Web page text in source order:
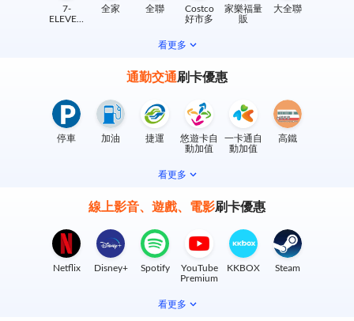
7-
ELEVEN
全家 全聯
Costco
好市多
家樂福量
販
大全聯
看更多
通勤交通刷卡優惠
停車 加油 捷運
悠遊卡自
動加值
一卡通自
動加值
高鐵
看更多
線上影音、遊戲、電影刷卡優惠
Netflix Disney+ Spotify
YouTube
Premium
KKBOX Steam
看更多